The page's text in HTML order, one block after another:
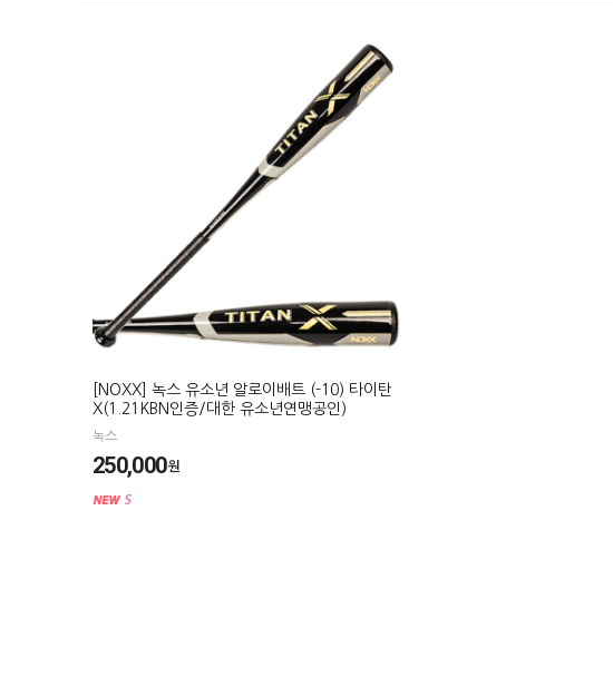
[NOXX] 녹스 유소년 알로이배트 (-10) 타이탄
X(1.21KBN인증/대한 유소년연맹공인)
녹스
250,000원